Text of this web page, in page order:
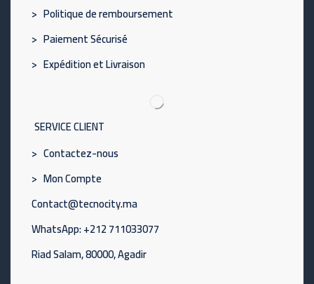
> Politique de remboursement
> Paiement Sécurisé
> Expédition et Livraison
SERVICE CLIENT
> Contactez-nous
> Mon Compte
Contact@tecnocity.ma
WhatsApp: +212 711033077
Riad Salam, 80000, Agadir